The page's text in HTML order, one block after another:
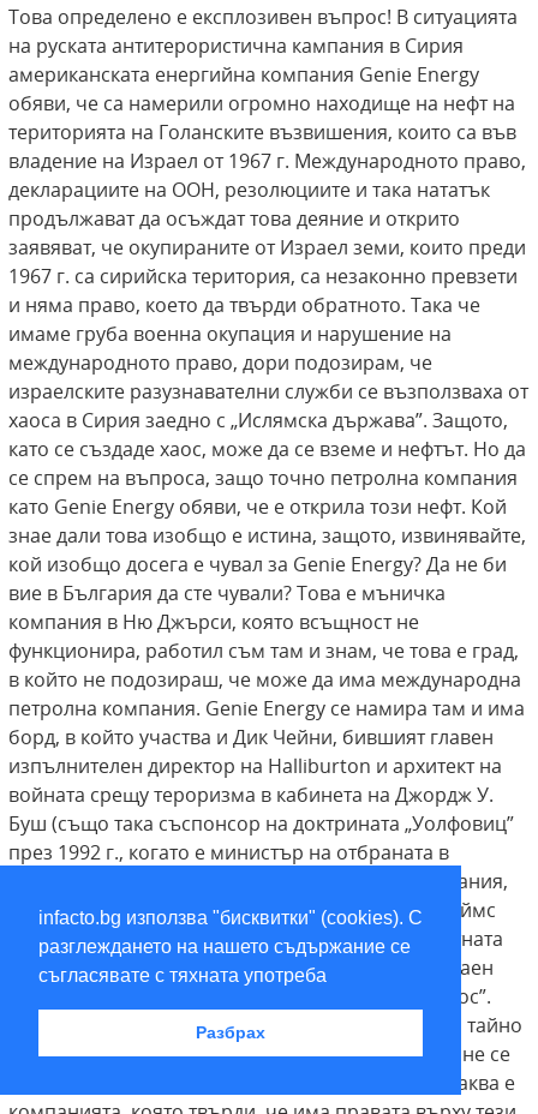
infacto.bg използва "бисквитки" (cookies). С
разглеждането на нашето съдържание се
съгласявате с тяхната употреба
Разбрах
Това определено е експлозивен въпрос! В ситуацията
на руската антитерористична кампания в Сирия
американската енергийна компания Genie Energy
обяви, че са намерили огромно находище на нефт на
територията на Голанските възвишения, които са във
владение на Израел от 1967 г. Международното право,
декларациите на ООН, резолюциите и така нататък
продължават да осъждат това деяние и открито
заявяват, че окупираните от Израел земи, които преди
1967 г. са сирийска територия, са незаконно превзети
и няма право, което да твърди обратното. Така че
имаме груба военна окупация и нарушение на
международното право, дори подозирам, че
израелските разузнавателни служби се възползваха от
хаоса в Сирия заедно с „Ислямска държава”. Защото,
като се създаде хаос, може да се вземе и нефтът. Но да
се спрем на въпроса, защо точно петролна компания
като Genie Energy обяви, че е открила този нефт. Кой
знае дали това изобщо е истина, защото, извинявайте,
кой изобщо досега е чувал за Genie Energy? Да не би
вие в България да сте чували? Това е мъничка
компания в Ню Джърси, която всъщност не
функционира, работил съм там и знам, че това е град,
в който не подозираш, че може да има международна
петролна компания. Genie Energy се намира там и има
борд, в който участва и Дик Чейни, бившият главен
изпълнителен директор на Halliburton и архитект на
войната срещу тероризма в кабинета на Джордж У.
Буш (също така съспонсор на доктрината „Уолфовиц”
през 1992 г., когато е министър на отбраната в
администрацията на Буш-баща). В същата компания,
Genie Energy, е и бившият директор на ЦРУ Джеймс
Улси, там е и Джейкъб Ротшилд от много известната
лондонска банкерска фамилия. Ротшилд беше таен
бизнес партньор на Михаил Ходорковски в „Юкос”.
Преди да бъде арестуван, Ходорковски се опита тайно
да трансферира всички акции на Ротшилд, това не се
случи, но играта бе замислена точно така. Ето каква е